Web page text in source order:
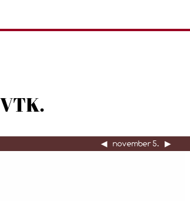
◀︎ november 5. ▶︎